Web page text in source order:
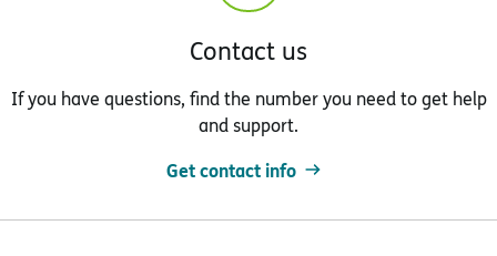
Contact us
If you have questions, find the number you need to get help
and support.
Get contact info